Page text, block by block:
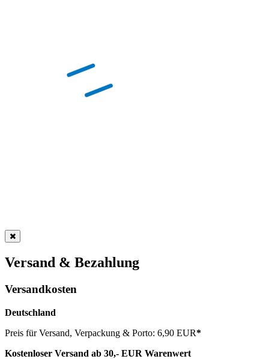
Versand & Bezahlung
Versandkosten
Deutschland
Preis für Versand, Verpackung & Porto: 6,90 EUR*
Kostenloser Versand ab 30,- EUR Warenwert